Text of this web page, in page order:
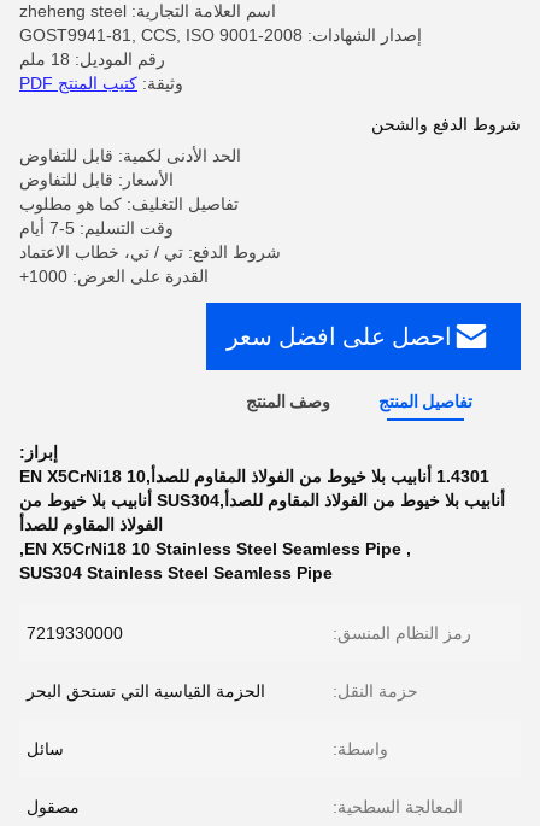
اسم العلامة التجارية: zheheng steel
إصدار الشهادات: GOST9941-81, CCS, ISO 9001-2008
رقم الموديل: 18 ملم
وثيقة: كتيب المنتج PDF
شروط الدفع والشحن
الحد الأدنى لكمية: قابل للتفاوض
الأسعار: قابل للتفاوض
تفاصيل التغليف: كما هو مطلوب
وقت التسليم: 5-7 أيام
شروط الدفع: تي / تي، خطاب الاعتماد
القدرة على العرض: 1000+
احصل على افضل سعر
تفاصيل المنتج وصف المنتج
إبراز:
1.4301 أنابيب بلا خيوط من الفولاذ المقاوم للصدأ,EN X5CrNi18 10
أنابيب بلا خيوط من الفولاذ المقاوم للصدأ,SUS304 أنابيب بلا خيوط من
الفولاذ المقاوم للصدأ
,
EN X5CrNi18 10 Stainless Steel Seamless Pipe
,
SUS304 Stainless Steel Seamless Pipe
رمز النظام المنسق: 7219330000
حزمة النقل: الحزمة القياسية التي تستحق البحر
واسطة: سائل
المعالجة السطحية: مصقول